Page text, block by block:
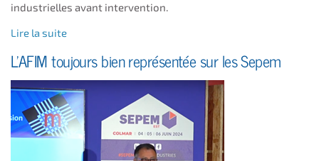
industrielles avant intervention.
Lire la suite
L'AFIM toujours bien représentée sur les Sepem